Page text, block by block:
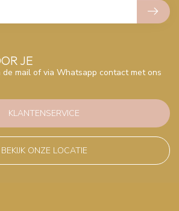
JE
de mail of via Whatsapp contact met ons
KLANTENSERVICE
BEKIJK ONZE LOCATIE